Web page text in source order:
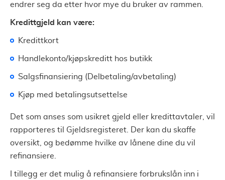
endrer seg da etter hvor mye du bruker av rammen.
Kredittgjeld kan være:
Kredittkort
Handlekonto/kjøpskreditt hos butikk
Salgsfinansiering (Delbetaling/avbetaling)
Kjøp med betalingsutsettelse
Det som anses som usikret gjeld eller kredittavtaler, vil
rapporteres til Gjeldsregisteret. Der kan du skaffe
oversikt, og bedømme hvilke av lånene dine du vil
refinansiere.
I tillegg er det mulig å refinansiere forbrukslån inn i